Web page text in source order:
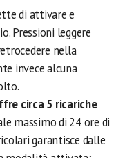
di attivare e
Pressioni leggere
nella
invece alcuna
circa 5 ricariche
massimo di 24 ore di
garantisce dalle